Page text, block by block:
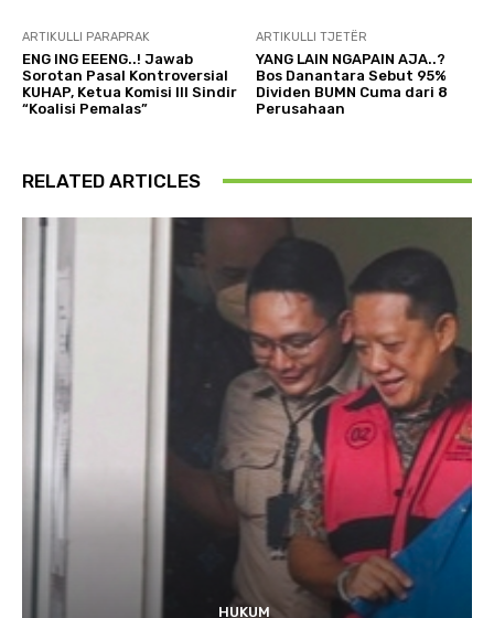
ARTIKULLI PARAPRAK
ENG ING EEENG..! Jawab
Sorotan Pasal Kontroversial
KUHAP, Ketua Komisi III Sindir
“Koalisi Pemalas”
ARTIKULLI TJETËR
YANG LAIN NGAPAIN AJA..?
Bos Danantara Sebut 95%
Dividen BUMN Cuma dari 8
Perusahaan
RELATED ARTICLES
HUKUM